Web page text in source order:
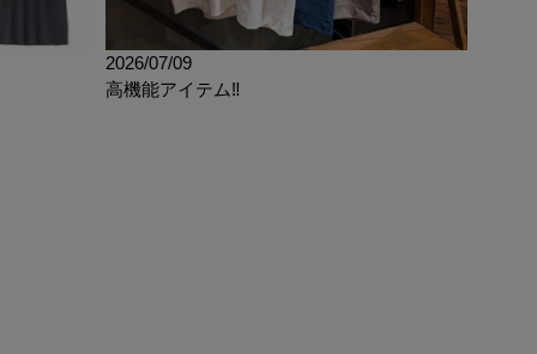
2026/07/09
高機能アイテム‼︎